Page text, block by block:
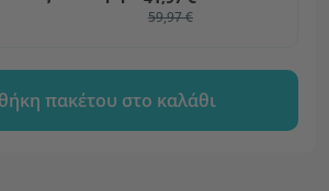
59,97 €
πακέτου στο καλάθι